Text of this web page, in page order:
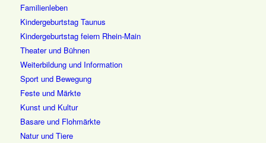
Familienleben
Kindergeburtstag Taunus
Kindergeburtstag feiern Rhein-Main
Theater und Bühnen
Weiterbildung und Information
Sport und Bewegung
Feste und Märkte
Kunst und Kultur
Basare und Flohmärkte
Natur und Tiere